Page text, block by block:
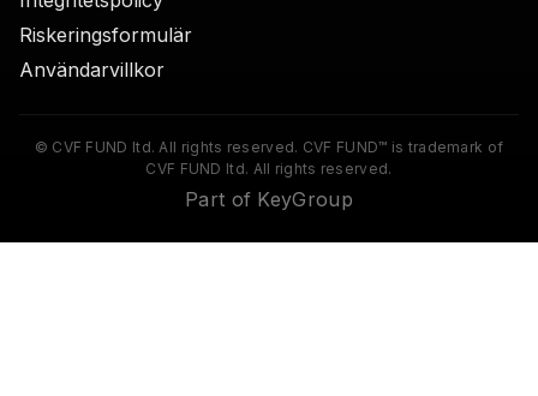
Riskeringsformulär
Användarvillkor
© CVF FUND ltd. All rights reserved. CVF FUND™ is trademark of
CVF FUND ltd. All rights reserved.
Part of KeyGroup